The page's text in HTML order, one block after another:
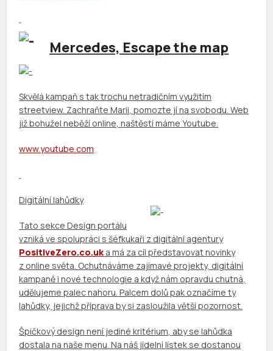
Mercedes, Escape the map
Skvělá kampaň s tak trochu netradičním využitím
streetview. Zachraňte Marii, pomozte jí na svobodu. Web
již bohužel neběží online, naštěstí máme Youtube.
www.youtube .com
Digitální lahůdky
Tato sekce Design portálu
vzniká ve spolupráci s šéfkukaři z digitální agentury
PositiveZero.co.uk a má za cíl představovat novinky
z online světa. Ochutnáváme zajímavé projekty, digitální
kampaně i nové technologie a když nám opravdu chutná,
udělujeme palec nahoru. Palcem dolů pak označíme ty
lahůdky, jejichž příprava by si zasloužila větší pozornost.
Špičkový design není jediné kritérium, aby se lahůdka
dostala na naše menu. Na náš jídelní lístek se dostanou